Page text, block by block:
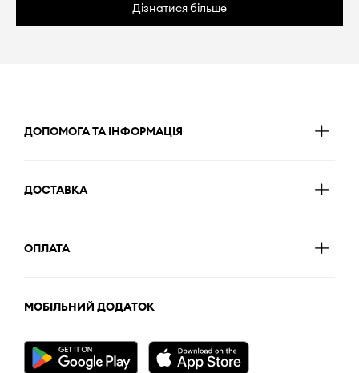
Дізнатися більше
ДОПОМОГА ТА ІНФОРМАЦІЯ
ДОСТАВКА
ОПЛАТА
МОБІЛЬНИЙ ДОДАТОК